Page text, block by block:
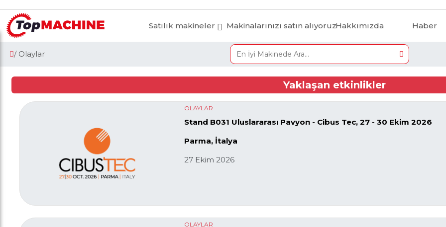
Satılık makineler Makinalarınızı satın alıyoruzHakkımızda Haber
/ Olaylar
Yaklaşan etkinlikler
OLAYLAR
Stand B031 Uluslararası Pavyon - Cibus Tec, 27 - 30 Ekim 2026
Parma, İtalya
27 Ekim 2026
OLAYLAR